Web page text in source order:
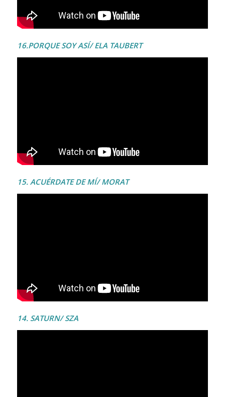
16.PORQUE SOY ASÍ/ ELA TAUBERT
15. ACUÉRDATE DE MÍ/ MORAT
14. SATURN/ SZA